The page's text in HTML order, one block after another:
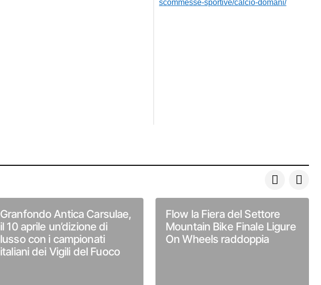
Granfondo Antica Carsulae,
il 10 aprile un’dizione di
lusso con i campionati
italiani dei Vigili del Fuoco
Flow la Fiera del Settore
Mountain Bike Finale Ligure
On Wheels raddoppia